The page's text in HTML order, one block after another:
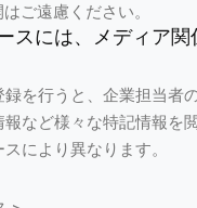
ご遠慮ください。
スには、メディア
録を行うと、企業担当者
報など様々な特記情報を
により異なります。